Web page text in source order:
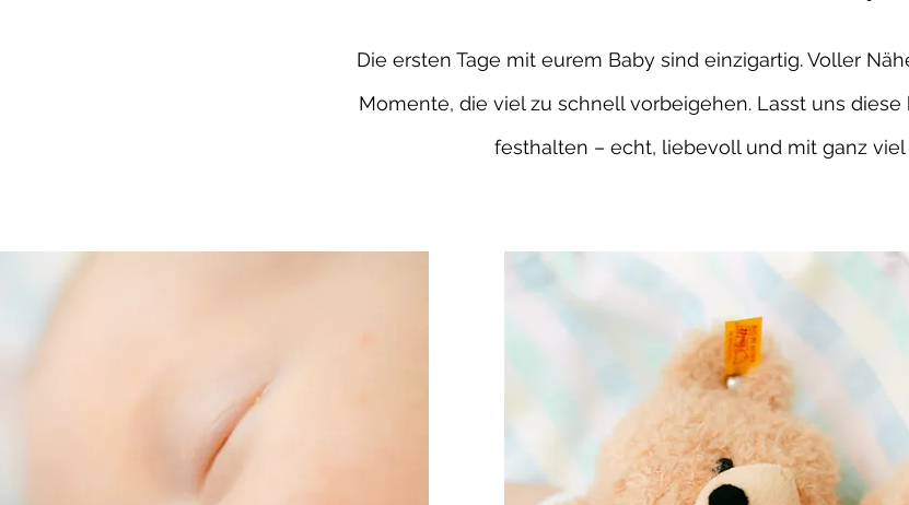
Die ersten Tage mit eurem Baby sind einzigartig. Voller
Momente, die viel zu schnell vorbeigehen. Lasst uns
festhalten – echt, liebevoll und mit ganz viel